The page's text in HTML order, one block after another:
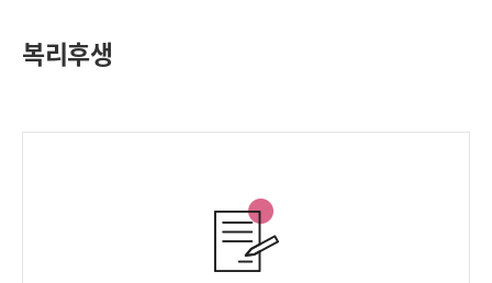
복리후생